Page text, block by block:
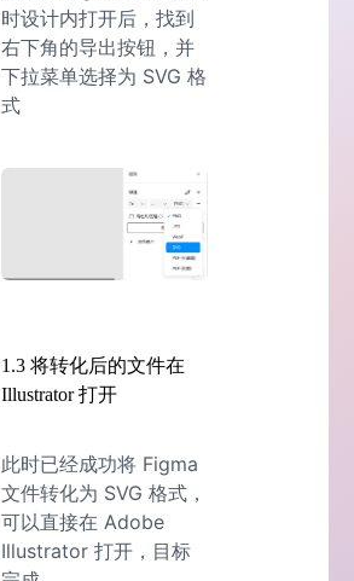
时设计内打开后，找到
右下角的导出按钮，并
下拉菜单选择为 SVG 格
式
1.3 将转化后的文件在
Illustrator 打开
此时已经成功将 Figma
文件转化为 SVG 格式，
可以直接在 Adobe
Illustrator 打开，目标